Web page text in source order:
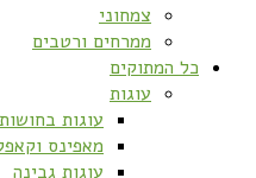
צמחוני
ממרחים ורטבים
כל המתוקים
עוגות
עוגות בחושות
מאפינס
עוגות גבינה